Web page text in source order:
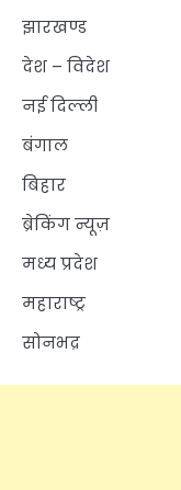
झारखण्ड
देश – विदेश
नई दिल्ली
बंगाल
बिहार
ब्रेकिंग न्यूज़
मध्य प्रदेश
महाराष्ट्र
सोनभद्र